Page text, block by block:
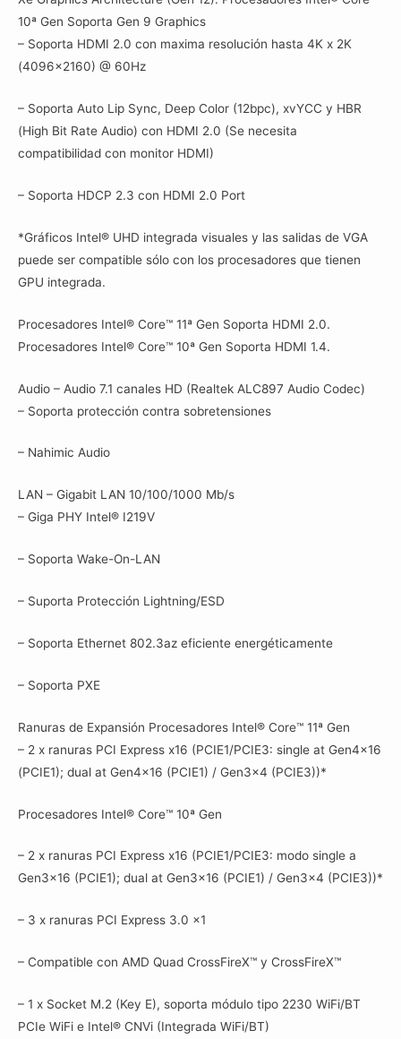
10ª Gen Soporta Gen 9 Graphics
– Soporta HDMI 2.0 con maxima resolución hasta 4K x 2K
(4096×2160) @ 60Hz
– Soporta Auto Lip Sync, Deep Color (12bpc), xvYCC y HBR
(High Bit Rate Audio) con HDMI 2.0 (Se necesita
compatibilidad con monitor HDMI)
– Soporta HDCP 2.3 con HDMI 2.0 Port
*Gráficos Intel® UHD integrada visuales y las salidas de VGA
puede ser compatible sólo con los procesadores que tienen
GPU integrada.
Procesadores Intel® Core™ 11ª Gen Soporta HDMI 2.0.
Procesadores Intel® Core™ 10ª Gen Soporta HDMI 1.4.
Audio – Audio 7.1 canales HD (Realtek ALC897 Audio Codec)
– Soporta protección contra sobretensiones
– Nahimic Audio
LAN – Gigabit LAN 10/100/1000 Mb/s
– Giga PHY Intel® I219V
– Soporta Wake-On-LAN
– Suporta Protección Lightning/ESD
– Soporta Ethernet 802.3az eficiente energéticamente
– Soporta PXE
Ranuras de Expansión Procesadores Intel® Core™ 11ª Gen
– 2 x ranuras PCI Express x16 (PCIE1/PCIE3: single at Gen4x16
(PCIE1); dual at Gen4x16 (PCIE1) / Gen3x4 (PCIE3))*
Procesadores Intel® Core™ 10ª Gen
– 2 x ranuras PCI Express x16 (PCIE1/PCIE3: modo single a
Gen3x16 (PCIE1); dual at Gen3x16 (PCIE1) / Gen3x4 (PCIE3))*
– 3 x ranuras PCI Express 3.0 x1
– Compatible con AMD Quad CrossFireX™ y CrossFireX™
– 1 x Socket M.2 (Key E), soporta módulo tipo 2230 WiFi/BT
PCIe WiFi e Intel® CNVi (Integrada WiFi/BT)